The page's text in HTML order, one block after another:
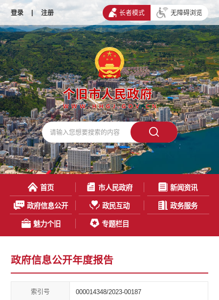
登录 | 注册 长者模式 无障碍浏览
首页 市人民政府 新闻资讯
政府信息公开 政民互动 政务服务
魅力个旧 专题栏目
政府信息公开年度报告
索引号 000014348/2023-00187